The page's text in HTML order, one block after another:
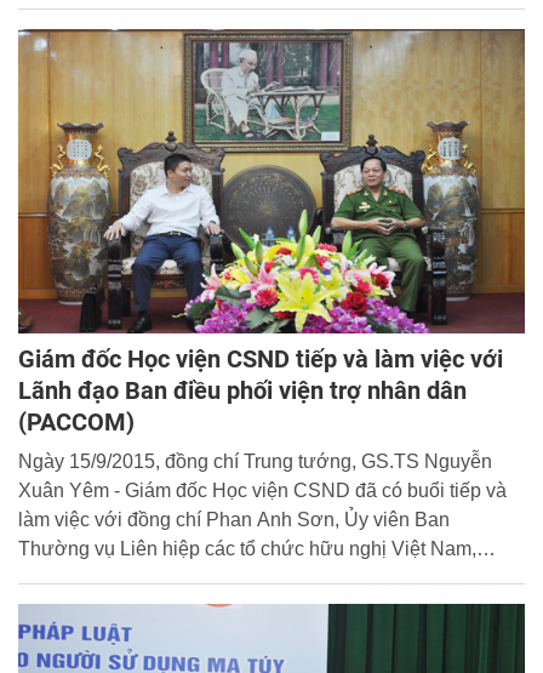
Giám đốc Học viện CSND tiếp và làm việc với
Lãnh đạo Ban điều phối viện trợ nhân dân
(PACCOM)
Ngày 15/9/2015, đồng chí Trung tướng, GS.TS Nguyễn
Xuân Yêm - Giám đốc Học viện CSND đã có buổi tiếp và
làm việc với đồng chí Phan Anh Sơn, Ủy viên Ban
Thường vụ Liên hiệp các tổ chức hữu nghị Việt Nam,
một số đồng chí Lãnh đạo và cán bộ chức năng của Ban.
Cùng tham gia buổi tiếp còn có đại diện lãnh đạo các đơn
vị thuộc Học viện CSND như Phòng Hợp tác quốc tế, Văn